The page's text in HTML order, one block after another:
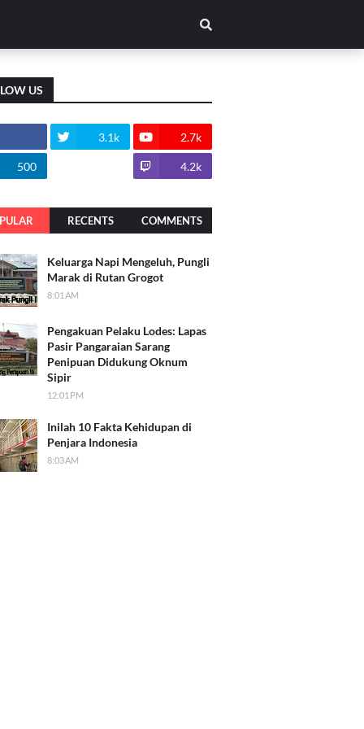
US
3.1k 2.7k
500 4.2k
RECENTS COMMENTS
Keluarga Napi Mengeluh, Pungli
Marak di Rutan Grogot
8:01 AM
Pengakuan Pelaku Lodes: Lapas
Pasir Pangaraian Sarang
Penipuan Didukung Oknum
Sipir
12:01 PM
Inilah 10 Fakta Kehidupan di
Penjara Indonesia
8:03 AM